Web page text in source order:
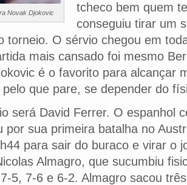
Novak Djokovic
tcheco bem quem
conseguiu tirar um
torneio. O sérvio chegou em
mais cansado foi mesmo
é o favorito para alcançar
pelo que pare, se depender do
será David Ferrer. O espanhol
por sua primeira batalha no
para sair do buraco e virar o
Almagro, que sucumbiu
5, 7-6 e 6-2. Almagro sacou